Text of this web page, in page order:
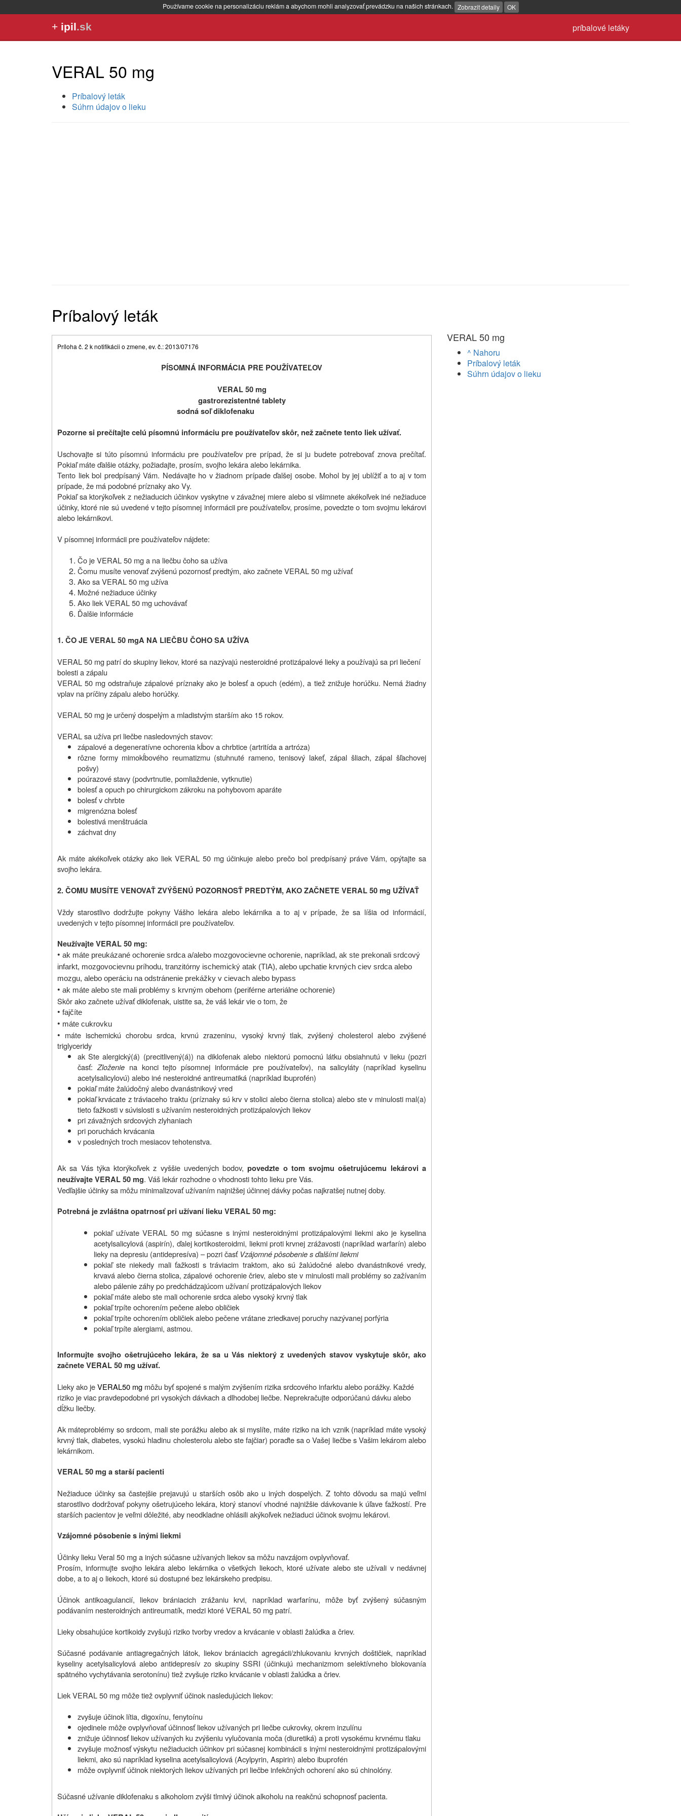
Používame cookie na personalizáciu reklám a abychom mohli analyzovať prevádzku na našich stránkach. Zobrazit detaily OK
príbalové letáky
+ ipil.sk
VERAL 50 mg
Príbalový leták
Súhrn údajov o lieku
Príbalový leták
Príloha č. 2 k notifikácii o zmene, ev. č.: 2013/07176
PÍSOMNÁ INFORMÁCIA PRE POUŽÍVATEĽOV
VERAL 50 mg
gastrorezistentné tablety
sodná soľ diklofenaku
Pozorne si prečítajte celú písomnú informáciu pre používateľov skôr, než začnete tento liek užívať.
Uschovajte si túto písomnú informáciu pre používateľov pre prípad, že si ju budete potrebovať znova prečítať.
Pokiaľ máte ďalšie otázky, požiadajte, prosím, svojho lekára alebo lekárnika.
Tento liek bol predpísaný Vám. Nedávajte ho v žiadnom prípade ďalšej osobe. Mohol by jej ublížiť a to aj v tom
prípade, že má podobné príznaky ako Vy.
Pokiaľ sa ktorýkoľvek z nežiaducich účinkov vyskytne v závažnej miere alebo si všimnete akékoľvek iné nežiaduce
účinky, ktoré nie sú uvedené v tejto písomnej informácii pre používateľov, prosíme, povedzte o tom svojmu lekárovi
alebo lekárnikovi.
V písomnej informácii pre používateľov nájdete:
Čo je VERAL 50 mg a na liečbu čoho sa užíva
Čomu musíte venovať zvýšenú pozornosť predtým, ako začnete VERAL 50 mg užívať
Ako sa VERAL 50 mg užíva
Možné nežiaduce účinky
Ako liek VERAL 50 mg uchovávať
Ďalšie informácie
1. ČO JE VERAL 50mgA NA LIEČBU ČOHO SA UŽÍVA
VERAL 50 mg patrí do skupiny liekov, ktoré sa nazývajú nesteroidné protizápalové lieky a používajú sa pri liečení
bolesti a zápalu
VERAL 50 mg odstraňuje zápalové príznaky ako je bolesť a opuch (edém), a tiež znižuje horúčku. Nemá žiadny
vplav na príčiny zápalu alebo horúčky.
VERAL 50 mg je určený dospelým a mladistvým starším ako 15 rokov.
VERAL sa užíva pri liečbe nasledovných stavov:
zápalové a degeneratívne ochorenia kĺbov a chrbtice (artritída a artróza)
rôzne formy mimokĺbového reumatizmu (stuhnuté rameno, tenisový lakeť, zápal šliach, zápal šľachovej
pošvy)
poúrazové stavy (podvrtnutie, pomliaždenie, vytknutie)
bolesť a opuch po chirurgickom zákroku na pohybovom aparáte
bolesť v chrbte
migrenózna bolesť
bolestivá menštruácia
záchvat dny
Ak máte akékoľvek otázky ako liek VERAL 50 mg účinkuje alebo prečo bol predpísaný práve Vám, opýtajte sa
svojho lekára.
2.ČOMU MUSÍTE VENOVAŤ ZVÝŠENÚ POZORNOSŤ PREDTÝM, AKO ZAČNETE VERAL50 mg UŽÍVAŤ
Vždy starostlivo dodržujte pokyny Vášho lekára alebo lekárnika a to aj v prípade, že sa líšia od informácií,
uvedených v tejto písomnej informácii pre používateľov.
Neužívajte VERAL 50 mg:
• ak máte preukázané ochorenie srdca a/alebo mozgovocievne ochorenie, napríklad, ak ste prekonali srdcový
infarkt, mozgovocievnu príhodu, tranzitórny ischemický atak (TIA), alebo upchatie krvných ciev srdca alebo
mozgu, alebo operáciu na odstránenie prekážky v cievach alebo bypass
• ak máte alebo ste mali problémy s krvným obehom (periférne arteriálne ochorenie)
Skôr ako začnete užívať diklofenak, uistite sa, že váš lekár vie o tom, že
• fajčíte
• máte cukrovku
• máte ischemickú chorobu srdca, krvnú zrazeninu, vysoký krvný tlak, zvýšený cholesterol alebo zvýšené
triglyceridy
ak Ste alergický(á) (precitlivený(á)) na diklofenak alebo niektorú pomocnú látku obsiahnutú v lieku (pozri
časť: Zloženie na konci tejto písomnej informácie pre používateľov), na salicyláty (napríklad kyselinu
acetylsalicylovú) alebo iné nesteroidné antireumatiká (napríklad ibuprofén)
pokiaľ máte žalúdočný alebo dvanástnikový vred
pokiaľ krvácate z tráviaceho traktu (príznaky sú krv v stolici alebo čierna stolica) alebo ste v minulosti mal(a)
tieto ťažkosti v súvislosti s užívaním nesteroidných protizápalových liekov
pri závažných srdcových zlyhaniach
pri poruchách krvácania
v posledných troch mesiacov tehotenstva.
Ak sa Vás týka ktorýkoľvek z vyššie uvedených bodov, povedzte o tom svojmu ošetrujúcemu lekárovi a
neužívajte VERAL 50 mg. Váš lekár rozhodne o vhodnosti tohto lieku pre Vás.
Vedľajšie účinky sa môžu minimalizovať užívaním najnižšej účinnej dávky počas najkratšej nutnej doby.
Potrebná je zvláštna opatrnosť pri užívaní lieku VERAL 50 mg:
pokiaľ užívate VERAL 50 mg súčasne s inými nesteroidnými protizápalovými liekmi ako je kyselina
acetylsalicylová (aspirín), ďalej kortikosteroidmi, liekmi proti krvnej zrážavosti (napríklad warfarín) alebo
lieky na depresiu (antidepresíva) – pozri časť Vzájomné pôsobenie s ďalšími liekmi
pokiaľ ste niekedy mali ťažkosti s tráviacim traktom, ako sú žalúdočné alebo dvanástnikové vredy,
krvavá alebo čierna stolica, zápalové ochorenie čriev, alebo ste v minulosti mali problémy so zažívaním
alebo pálenie záhy po predchádzajúcom užívaní protizápalových liekov
pokiaľ máte alebo ste mali ochorenie srdca alebo vysoký krvný tlak
pokiaľ trpíte ochorením pečene alebo obličiek
pokiaľ trpíte ochorením obličiek alebo pečene vrátane zriedkavej poruchy nazývanej porfýria
pokiaľ trpíte alergiami, astmou.
Informujte svojho ošetrujúceho lekára, že sa u Vás niektorý z uvedených stavov vyskytuje skôr, ako
začnete VERAL 50 mg užívať.
Lieky ako jeVERAL50 mg môžu byť spojené s malým zvýšením rizika srdcového infarktu alebo porážky. Každé
riziko je viac pravdepodobné pri vysokých dávkach a dlhodobej liečbe. Neprekračujte odporúčanú dávku alebo
dĺžku liečby.
Ak máteproblémy so srdcom, mali ste porážku alebo ak si myslíte, máte riziko na ich vznik (napríklad máte vysoký
krvný tlak, diabetes, vysokú hladinu cholesterolu alebo ste fajčiar) poraďte sa o Vašej liečbe s Vašim lekárom alebo
lekárnikom.
VERAL 50 mg a starší pacienti
Nežiaduce účinky sa častejšie prejavujú u starších osôb ako u iných dospelých. Z tohto dôvodu sa majú veľmi
starostlivo dodržovať pokyny ošetrujúceho lekára, ktorý stanoví vhodné najnižšie dávkovanie k úľave ťažkostí. Pre
starších pacientov je veľmi dôležité, aby neodkladne ohlásili akýkoľvek nežiaduci účinok svojmu lekárovi.
Vzájomné pôsobenie s inými liekmi
Účinky lieku Veral 50 mga iných súčasne užívaných liekov sa môžu navzájom ovplyvňovať.
Prosím, informujte svojho lekára alebo lekárnika o všetkých liekoch, ktoré užívate alebo ste užívali v nedávnej
dobe, a to aj o liekoch, ktoré sú dostupné bez lekárskeho predpisu.
Účinok antikoagulancií, liekov brániacich zrážaniu krvi, napríklad warfarínu, môže byť zvýšený súčasným
podávaním nesteroidných antireumatík, medzi ktoré VERAL 50 mg patrí.
Lieky obsahujúce kortikoidy zvyšujú riziko tvorby vredov a krvácanie v oblasti žalúdka a čriev.
Súčasné podávanie antiagregačných látok, liekov brániacich agregácii/zhlukovaniu krvných doštičiek, napríklad
kyseliny acetylsalicylová alebo antidepresív zo skupiny SSRI (účinkujú mechanizmom selektívneho blokovanía
spätného vychytávania serotonínu) tiež zvyšuje riziko krvácanie v oblasti žalúdka a čriev.
Liek VERAL 50 mg môže tiež ovplyvniť účinok nasledujúcich liekov:
zvyšuje účinok lítia, digoxínu, fenytoínu
ojedinele môže ovplyvňovať účinnosť liekov užívaných pri liečbe cukrovky, okrem inzulínu
znižuje účinnosť liekov užívaných ku zvýšeniu vylučovania moča (diuretiká) a proti vysokému krvnému tlaku
zvyšuje možnosť výskytu nežiaducich účinkov pri súčasnej kombinácii s inými nesteroidnými protizápalovými
liekmi, ako sú napríklad kyselina acetylsalicylová (Acylpyrin, Aspirin) alebo ibuprofén
môže ovplyvniť účinok niektorých liekov užívaných pri liečbe infekčných ochorení ako sú chinolóny.
Súčasné užívanie diklofenaku s alkoholom zvýši tlmivý účinok alkoholu na reakčnú schopnosť pacienta.
VERAL 50 mg
^ Nahoru
Príbalový leták
Súhrn údajov o lieku